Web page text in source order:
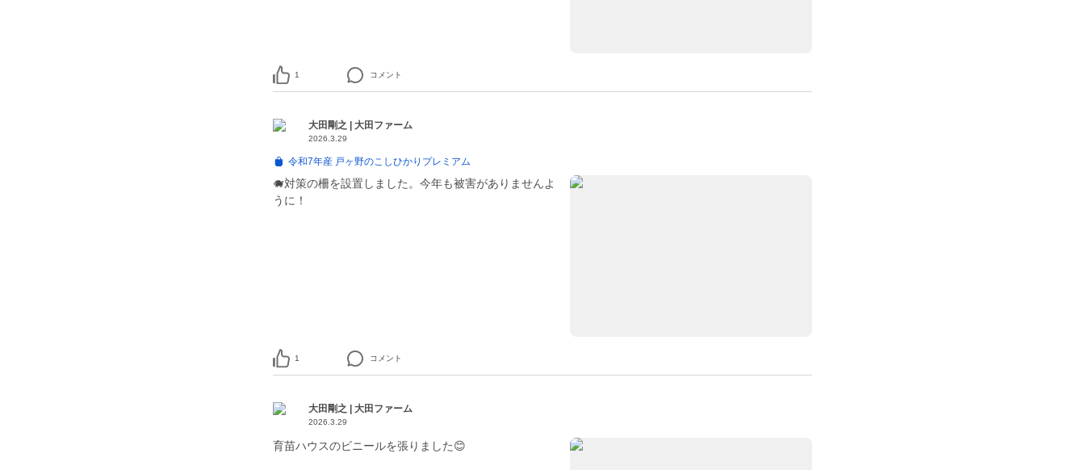
1 コメント
大田剛之 | 大田ファーム
2026.3.29
令和7年産 戸ヶ野のこしひかりプレミアム
🐗対策の柵を設置しました。今年も被害がありませんよ
うに！
1 コメント
大田剛之 | 大田ファーム
2026.3.29
育苗ハウスのビニールを張りました😊